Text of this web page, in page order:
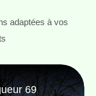
adaptées à vos
69